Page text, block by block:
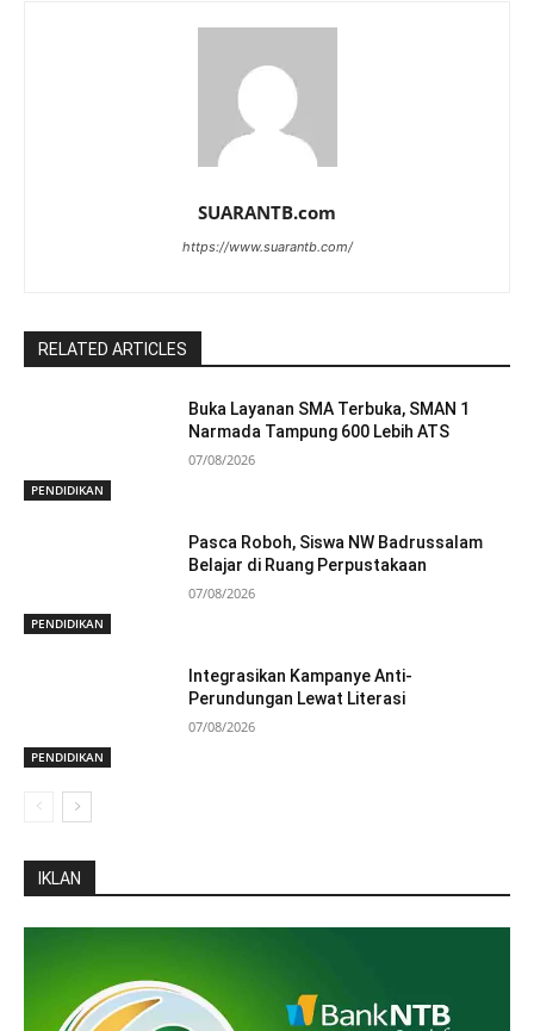
SUARANTB.com
https://www.suarantb.com/
RELATED ARTICLES
PENDIDIKAN
Buka Layanan SMA Terbuka, SMAN 1
Narmada Tampung 600 Lebih ATS
07/08/2026
PENDIDIKAN
Pasca Roboh, Siswa NW Badrussalam
Belajar di Ruang Perpustakaan
07/08/2026
PENDIDIKAN
Integrasikan Kampanye Anti-
Perundungan Lewat Literasi
07/08/2026
IKLAN